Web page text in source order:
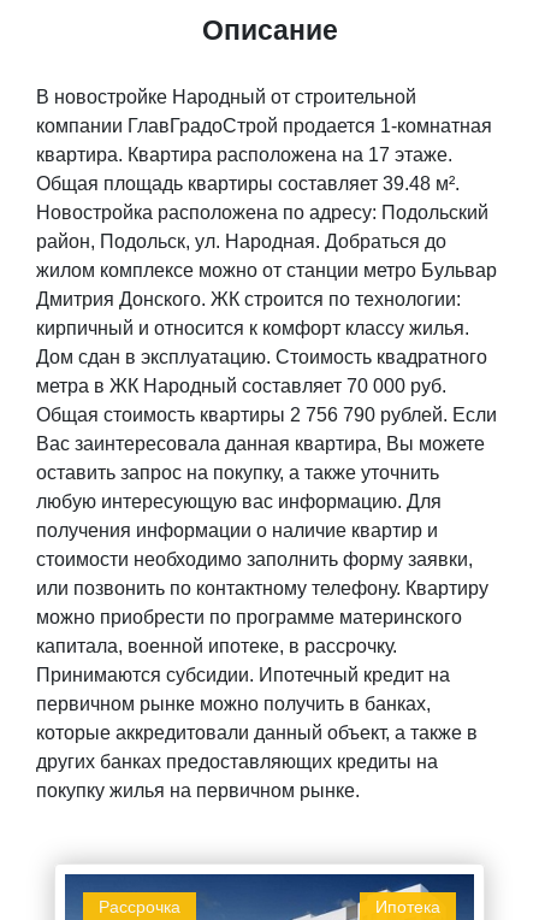
Описание
В новостройке Народный от строительной
компании ГлавГрадоСтрой продается 1-комнатная
квартира. Квартира расположена на 17 этаже.
Общая площадь квартиры составляет 39.48 м².
Новостройка расположена по адресу: Подольский
район, Подольск, ул. Народная. Добраться до
жилом комплексе можно от станции метро Бульвар
Дмитрия Донского. ЖК строится по технологии:
кирпичный и относится к комфорт классу жилья.
Дом сдан в эксплуатацию. Стоимость квадратного
метра в ЖК Народный составляет 70 000 руб.
Общая стоимость квартиры 2 756 790 рублей. Если
Вас заинтересовала данная квартира, Вы можете
оставить запрос на покупку, а также уточнить
любую интересующую вас информацию. Для
получения информации о наличие квартир и
стоимости необходимо заполнить форму заявки,
или позвонить по контактному телефону. Квартиру
можно приобрести по программе материнского
капитала, военной ипотеке, в рассрочку.
Принимаются субсидии. Ипотечный кредит на
первичном рынке можно получить в банках,
которые аккредитовали данный объект, а также в
других банках предоставляющих кредиты на
покупку жилья на первичном рынке.
Ипотека
Рассрочка